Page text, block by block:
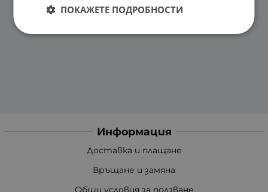
Информация
Доставка и плащане
Връщане и замяна
Общи условия за ползване
ПОКАЖЕТЕ ПОДРОБНОСТИ